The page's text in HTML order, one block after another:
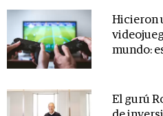
Hicieron
mundo:
El gurú